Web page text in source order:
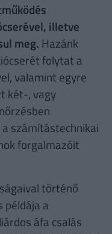
illetve
meg. Hazánk
folytat a
valamint egyre
két-, vagy
számítástechnikai
forgalmazóit
történő
a
áfa csalás